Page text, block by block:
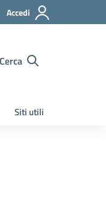
Accedi
Cerca
Siti utili